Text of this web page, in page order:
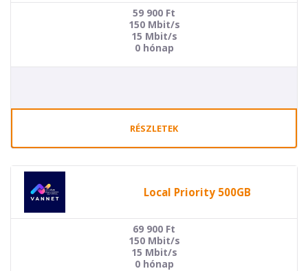
59 900 Ft
150 Mbit/s
15 Mbit/s
0 hónap
RÉSZLETEK
Local Priority 500GB
69 900 Ft
150 Mbit/s
15 Mbit/s
0 hónap